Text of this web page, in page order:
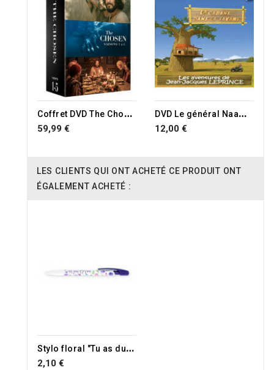
C
offret DVD The Chosen- Saisons 1,2,3,4 et 5
59,99 €
D
VD Le général Naaman
12,00 €
LES CLIENTS QUI ONT ACHETÉ CE PRODUIT ONT
ÉGALEMENT ACHETÉ :
S
tylo floral "Tu as du prix à mes yeux et je t'aime." Es 43.4
2,10 €